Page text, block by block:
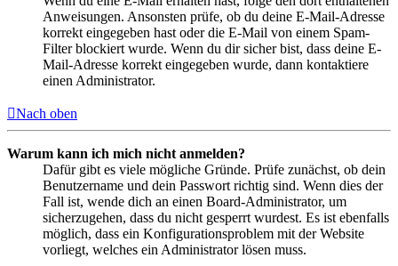
Anweisungen. Ansonsten prüfe, ob du deine E-Mail-Adresse
korrekt eingegeben hast oder die E-Mail von einem Spam-
Filter blockiert wurde. Wenn du dir sicher bist, dass deine E-
Mail-Adresse korrekt eingegeben wurde, dann kontaktiere
einen Administrator.
Nach oben
Warum kann ich mich nicht anmelden?
Dafür gibt es viele mögliche Gründe. Prüfe zunächst, ob dein
Benutzername und dein Passwort richtig sind. Wenn dies der
Fall ist, wende dich an einen Board-Administrator, um
sicherzugehen, dass du nicht gesperrt wurdest. Es ist ebenfalls
möglich, dass ein Konfigurationsproblem mit der Website
vorliegt, welches ein Administrator lösen muss.